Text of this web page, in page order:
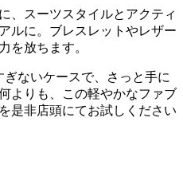
、スーツスタイルとアクティ
ルに。ブレスレットやレザー
を放ちます。
ないケースで、さっと手に
よりも、この軽やかなファブ
是非店頭にてお試しください